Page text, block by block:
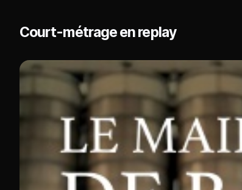
Court-métrage en replay